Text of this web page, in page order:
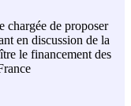
chargée de proposer
en discussion de la
le financement des